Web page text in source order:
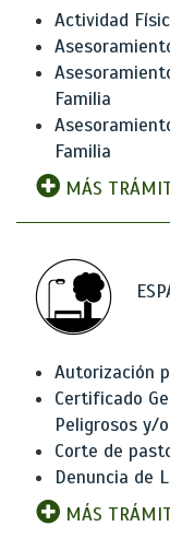
Actividad
Familia
Familia
MÁS
Autorización
Certificado
Peligrosos y/
Corte de
Denuncia de
MÁS